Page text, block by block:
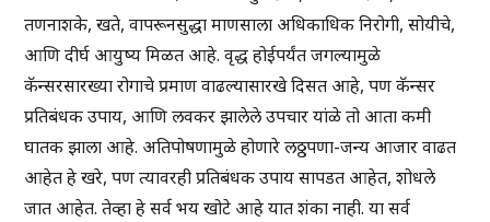
तणनाशके, खते, वापरूनसुद्धा माणसाला अधिकाधिक निरोगी, सोयीचे,
आणि दीर्घ आयुष्य मिळत आहे. वृद्ध होईपर्यंत जगल्यामुळे
कॅन्सरसारख्या रोगाचे प्रमाण वाढल्यासारखे दिसत आहे, पण कॅन्सर
प्रतिबंधक उपाय, आणि लवकर झालेले उपचार यांळे तो आता कमी
घातक झाला आहे. अतिपोषणामुळे होणारे लठ्ठपणा-जन्य आजार वाढत
आहेत हे खरे, पण त्यावरही प्रतिबंधक उपाय सापडत आहेत, शोधले
जात आहेत. तेव्हा हे सर्व भय खोटे आहे यात शंका नाही. या सर्व